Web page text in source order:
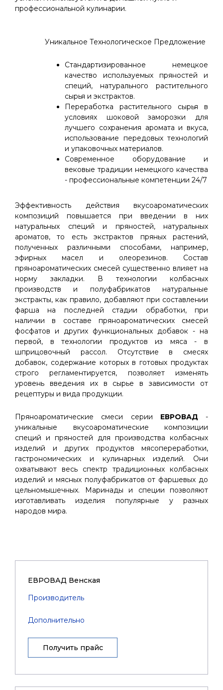
профессиональной кулинарии.
Уникальное Технологическое Предложение
Стандартизированное немецкое
качество используемых пряностей и
специй, натурального растительного
сырья и экстрактов.
Переработка растительного сырья в
условиях шоковой заморозки для
лучшего сохранения аромата и вкуса,
использование передовых технологий
и упаковочных материалов.
Современное оборудование и
вековые традиции немецкого качества
- профессиональные компетенции 24/7
Эффективность действия вкусоароматических
композиций повышается при введении в них
натуральных специй и пряностей, натуральных
ароматов, то есть экстрактов пряных растений,
полученных различными способами, например,
эфирных масел и олеорезинов. Состав
пряноароматических смесей существенно влияет на
норму закладки. В технологии колбасных
производств и полуфабрикатов натуральные
экстракты, как правило, добавляют при составлении
фарша на последней стадии обработки, при
наличии в составе пряноароматических смесей
фосфатов и других функциональных добавок - на
первой, в технологии продуктов из мяса - в
шприцовочный рассол. Отсутствие в смесях
добавок, содержание которых в готовых продуктах
строго регламентируется, позволяет изменять
уровень введения их в сырье в зависимости от
рецептуры и вида продукции.
Пряноароматические смеси серии ЕВРОВАД -
уникальные вкусоароматические композиции
специй и пряностей для производства колбасных
изделий и других продуктов мясопереработки,
гастрономических и кулинарных изделий. Они
охватывают весь спектр традиционных колбасных
изделий и мясных полуфабрикатов от фаршевых до
цельномышечных. Маринады и специи позволяют
изготавливать изделия популярные у разных
народов мира.
ЕВРОВАД Венская
Производитель
Дополнительно
Получить прайс